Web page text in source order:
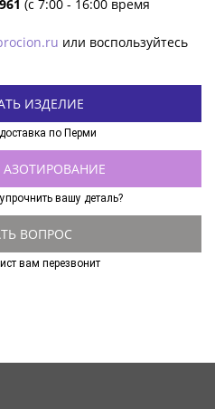
(с 7:00 - 16:00 время
или воспользуйтесь
ИЗДЕЛИЕ
по Перми
АЗОТИРОВАНИЕ
вашу деталь?
ВОПРОС
вам перезвонит